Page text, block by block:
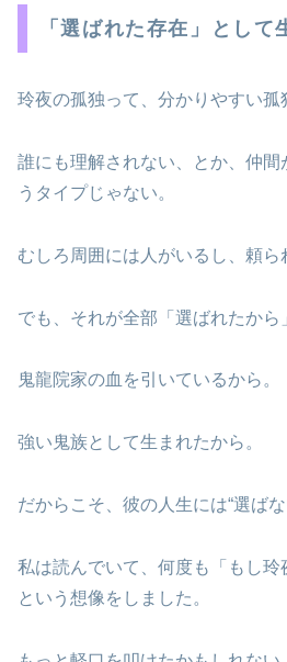
「選ばれた存在」として
玲夜の孤独って、分かりやすい孤
誰にも理解されない、とか、仲
うタイプじゃない。
むしろ周囲には人がいるし、頼ら
でも、それが全部「選ばれたから
鬼龍院家の血を引いているから。
強い鬼族として生まれたから。
だからこそ、彼の人生には“選ばな
私は読んでいて、何度も「もし玲
という想像をしました。